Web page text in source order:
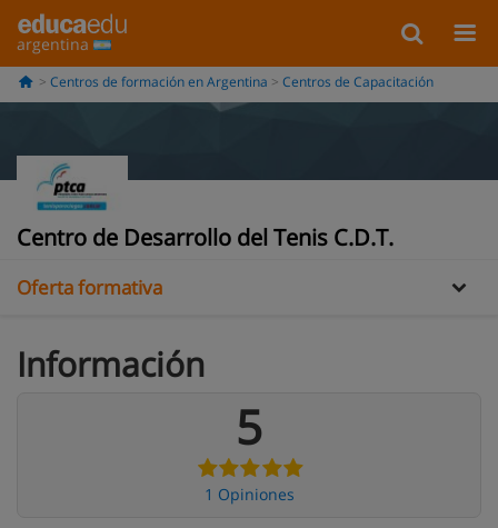
argentina
Centros de formación en Argentina Centros de Capacitación
Centro de Desarrollo del Tenis C.D.T.
Galería
Opiniones
Oferta formativa
Información
5
1 Opiniones